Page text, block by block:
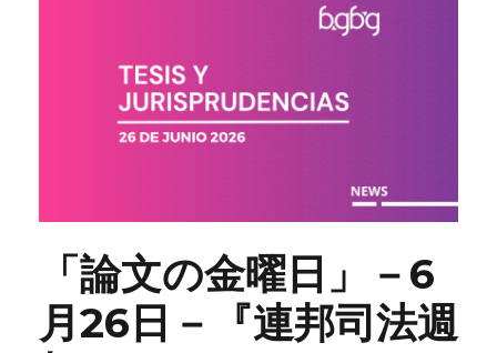
「論文の金曜日」－6
月26日－『連邦司法週